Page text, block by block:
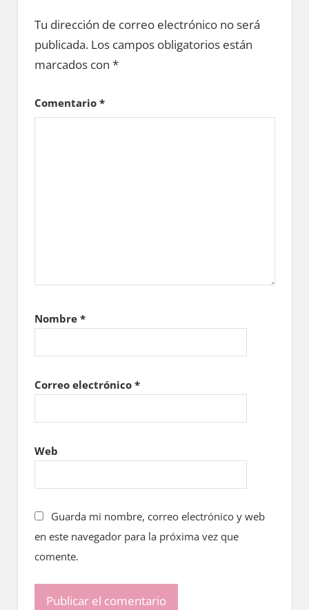
Tu dirección de correo electrónico no será
publicada. Los campos obligatorios están
marcados con *
Comentario *
Nombre *
Correo electrónico *
Web
Guarda mi nombre, correo electrónico y web
en este navegador para la próxima vez que
comente.